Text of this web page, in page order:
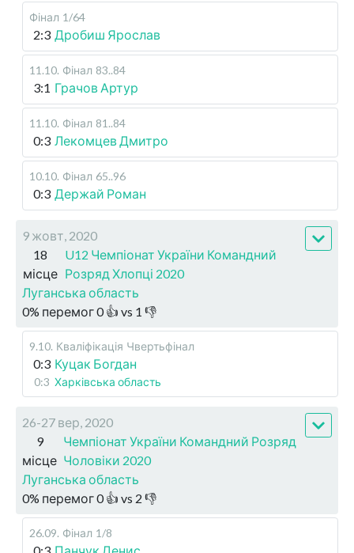
Фінал 1/64
2:3 Дробиш Ярослав
11.10. Фінал 83..84
3:1 Грачов Артур
11.10. Фінал 81..84
0:3 Лекомцев Дмитро
10.10. Фінал 65..96
0:3 Держай Роман
9 жовт, 2020
18
місце
U12 Чемпіонат України Командний
Розряд Хлопці 2020
Луганська область
0% перемог0👍 vs 1 👎
9.10. Кваліфікація Чвертьфінал
0:3 Куцак Богдан
0:3 Харківська область
26-27 вер, 2020
9
місце
Чемпіонат України Командний Розряд
Чоловіки 2020
Луганська область
0% перемог0👍 vs 2 👎
26.09. Фінал 1/8